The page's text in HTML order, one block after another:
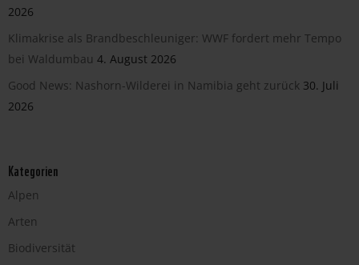
2026
Klimakrise als Brandbeschleuniger: WWF fordert mehr Tempo
bei Waldumbau 4. August 2026
Good News: Nashorn-Wilderei in Namibia geht zurück 30. Juli
2026
Kategorien
Alpen
Arten
Biodiversität